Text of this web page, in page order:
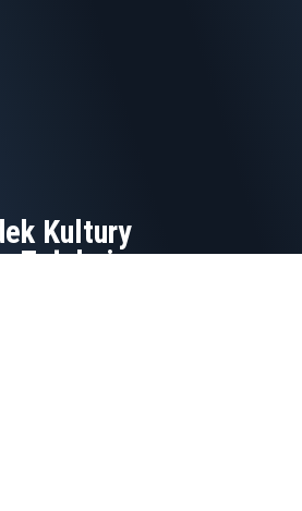
Kultury
Zgłobniu